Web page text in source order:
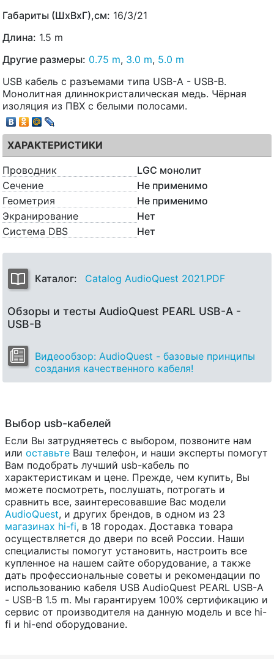
Габариты (ШхВхГ),см: 16/3/21
Длина: 1.5 m
Другие размеры: 0.75 m, 3.0 m, 5.0 m
USB кабель с разъемами типа USB-A - USB-B.
Монолитная длиннокристалическая медь. Чёрная
изоляция из ПВХ с белыми полосами.
ХАРАКТЕРИСТИКИ
Проводник
LGC монолит
Сечение
Не применимо
Геометрия
Не применимо
Экранирование
Нет
Система DBS
Нет
Каталог: Catalog AudioQuest 2021.PDF
Обзоры и тесты AudioQuest PEARL USB-A -
USB-B
Видеообзор: AudioQuest - базовые принципы
создания качественного кабеля!
Выбор usb-кабелей
Если Вы затрудняетесь с выбором, позвоните нам
или оставьте Ваш телефон, и наши эксперты помогут
Вам подобрать лучший usb-кабель по
характеристикам и цене. Прежде, чем купить, Вы
можете посмотреть, послушать, потрогать и
сравнить все, заинтересовавшие Вас модели
AudioQuest, и других брендов, в одном из 23
магазинах hi-fi, в 18 городах. Доставка товара
осуществляется до двери по всей России. Наши
специалисты помогут установить, настроить все
купленное на нашем сайте оборудование, а также
дать профессиональные советы и рекомендации по
использованию кабеля USB AudioQuest PEARL USB-A
- USB-B 1.5 m. Мы гарантируем 100% сертификацию и
сервис от производителя на данную модель и все hi-
fi и hi-end оборудование.